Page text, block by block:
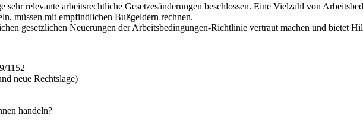
sehr relevante arbeitsrechtliche Gesetzesänderungen beschlossen. Eine Vielzahl von
müssen mit empfindlichen Bußgeldern rechnen.
gesetzlichen Neuerungen der Arbeitsbedingungen-Richtlinie vertraut machen und bietet
1152
neue Rechtslage)
handeln?